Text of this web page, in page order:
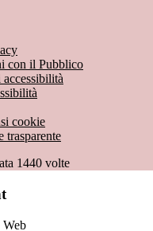
con il Pubblico
cookie
trasparente
1440 volte